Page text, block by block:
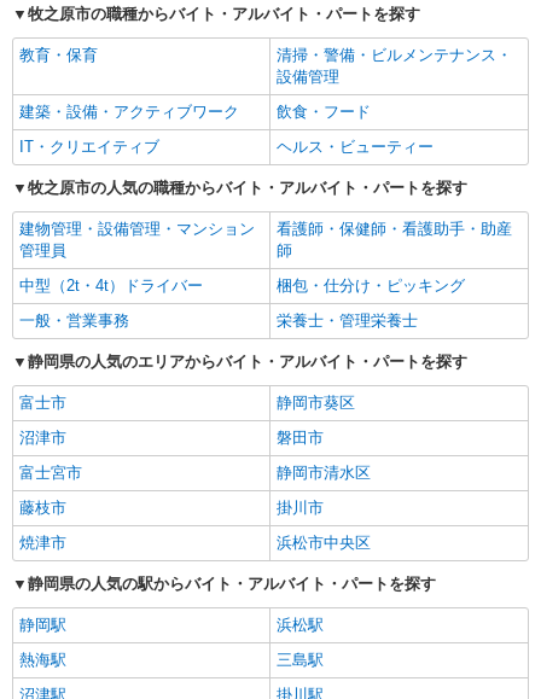
牧之原市の職種からバイト・アルバイト・パートを探す
教育・保育
清掃・警備・ビルメンテナンス・
設備管理
建築・設備・アクティブワーク
飲食・フード
IT・クリエイティブ
ヘルス・ビューティー
牧之原市の人気の職種からバイト・アルバイト・パートを探す
建物管理・設備管理・マンション
管理員
看護師・保健師・看護助手・助産
師
中型（2t・4t）ドライバー
梱包・仕分け・ピッキング
一般・営業事務
栄養士・管理栄養士
静岡県の人気のエリアからバイト・アルバイト・パートを探す
富士市
静岡市葵区
沼津市
磐田市
富士宮市
静岡市清水区
藤枝市
掛川市
焼津市
浜松市中央区
静岡県の人気の駅からバイト・アルバイト・パートを探す
静岡駅
浜松駅
熱海駅
三島駅
沼津駅
掛川駅